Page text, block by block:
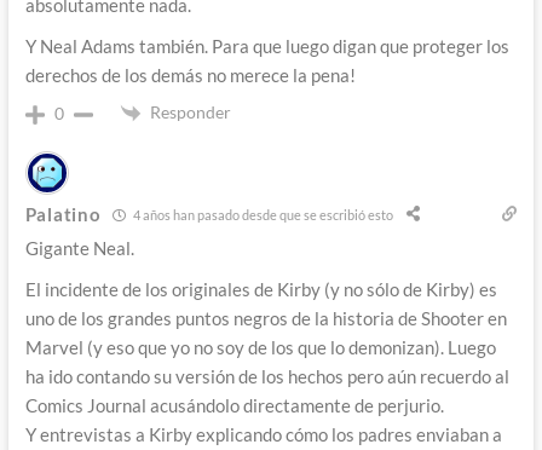
absolutamente nada.
Y Neal Adams también. Para que luego digan que proteger los
derechos de los demás no merece la pena!
0 Responder
Palatino 4 años han pasado desde que se escribió esto
Gigante Neal.
El incidente de los originales de Kirby (y no sólo de Kirby) es
uno de los grandes puntos negros de la historia de Shooter en
Marvel (y eso que yo no soy de los que lo demonizan). Luego
ha ido contando su versión de los hechos pero aún recuerdo al
Comics Journal acusándolo directamente de perjurio.
Y entrevistas a Kirby explicando cómo los padres enviaban a